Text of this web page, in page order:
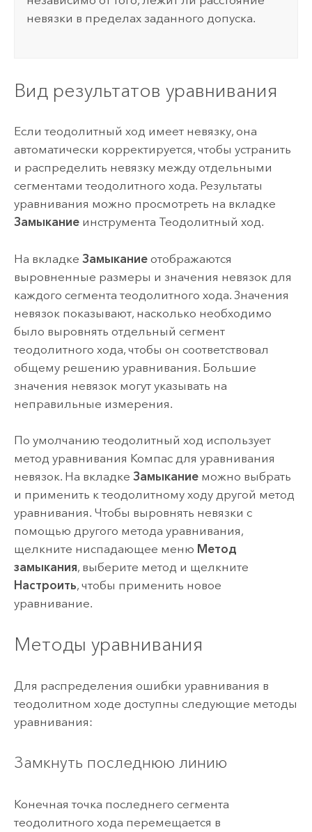
невязки в пределах заданного допуска.
Вид результатов уравнивания
Если теодолитный ход имеет невязку, она
автоматически корректируется, чтобы устранить
и распределить невязку между отдельными
сегментами теодолитного хода. Результаты
уравнивания можно просмотреть на вкладке
Замыканиеинструмента Теодолитный ход.
На вкладке Замыканиеотображаются
выровненные размеры и значения невязок для
каждого сегмента теодолитного хода. Значения
невязок показывают, насколько необходимо
было выровнять отдельный сегмент
теодолитного хода, чтобы он соответствовал
общему решению уравнивания. Большие
значения невязок могут указывать на
неправильные измерения.
По умолчанию теодолитный ход использует
метод уравнивания Компас для уравнивания
невязок. На вкладке Замыканиеможно выбрать
и применить к теодолитному ходу другой метод
уравнивания. Чтобы выровнять невязки с
помощью другого метода уравнивания,
щелкните ниспадающее меню Метод
замыкания, выберите метод и щелкните
Настроить, чтобы применить новое
уравнивание.
Методы уравнивания
Для распределения ошибки уравнивания в
теодолитном ходе доступны следующие методы
уравнивания:
Замкнуть последнюю линию
Конечная точка последнего сегмента
теодолитного хода перемещается в